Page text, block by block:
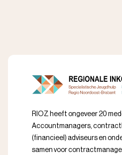
RIOZ heeft ongeveer 20
Accountmanagers,
(financieel) adviseurs en
samen voor